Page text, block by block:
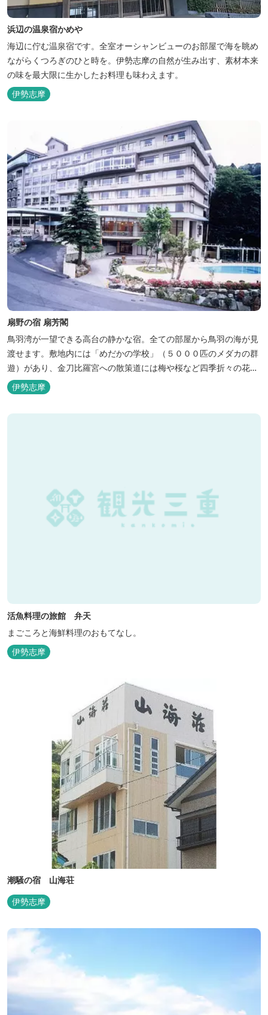
浜辺の温泉宿かめや
海辺に佇む温泉宿です。全室オーシャンビューのお部屋で海を眺め
ながらくつろぎのひと時を。伊勢志摩の自然が生み出す、素材本来
の味を最大限に生かしたお料理も味わえます。
伊勢志摩
扇野の宿 扇芳閣
鳥羽湾が一望できる高台の静かな宿。全ての部屋から鳥羽の海が見
渡せます。敷地内には「めだかの学校」（５０００匹のメダカの群
遊）があり、金刀比羅宮への散策道には梅や桜など四季折々の花が
咲き誇り、ここ扇野ならではの懐かしい風景と感動に出会うことが
出来ます。 扇野温泉”初蕾の湯”では、水琴窟の音に耳をすませてみ
てください。ユニバーサルルーム、露天風呂付客室もあります。
伊勢志摩
活魚料理の旅館 弁天
まごころと海鮮料理のおもてなし。
伊勢志摩
潮騒の宿 山海荘
伊勢志摩